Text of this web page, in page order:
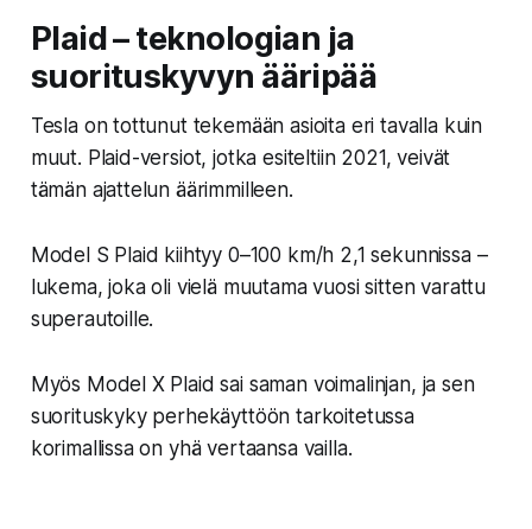
Plaid – teknologian ja
suorituskyvyn ääripää
Tesla on tottunut tekemään asioita eri tavalla kuin
muut. Plaid-versiot, jotka esiteltiin 2021, veivät
tämän ajattelun äärimmilleen.
Model S Plaid kiihtyy 0–100 km/h 2,1 sekunnissa –
lukema, joka oli vielä muutama vuosi sitten varattu
superautoille.
Myös Model X Plaid sai saman voimalinjan, ja sen
suorituskyky perhekäyttöön tarkoitetussa
korimallissa on yhä vertaansa vailla.